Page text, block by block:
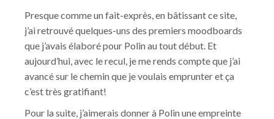
Presque comme un fait-exprès, en bâtissant ce site,
j’ai retrouvé quelques-uns des premiers moodboards
que j’avais élaboré pour Polin au tout début. Et
aujourd’hui, avec le recul, je me rends compte que j’ai
avancé sur le chemin que je voulais emprunter et ça
c’est très gratifiant!
Pour la suite, j’aimerais donner à Polin une empreinte